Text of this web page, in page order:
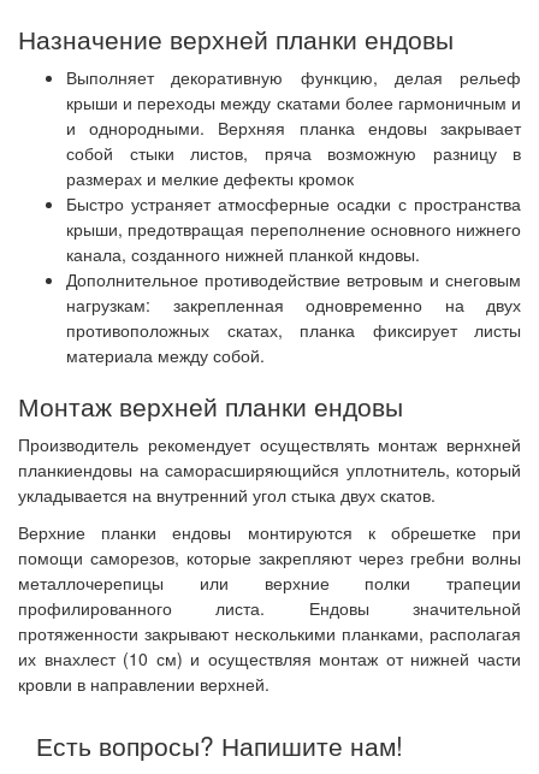
Назначение верхней планки ендовы
Выполняет декоративную функцию, делая рельеф
крыши и переходы между скатами более гармоничным и
и однородными. Верхняя планка ендовы закрывает
собой стыки листов, пряча возможную разницу в
размерах и мелкие дефекты кромок
Быстро устраняет атмосферные осадки с пространства
крыши, предотвращая переполнение основного нижнего
канала, созданного нижней планкой кндовы.
Дополнительное противодействие ветровым и снеговым
нагрузкам: закрепленная одновременно на двух
противоположных скатах, планка фиксирует листы
материала между собой.
Монтаж верхней планки ендовы
Производитель рекомендует осуществлять монтаж вернхней
планкиендовы на саморасширяющийся уплотнитель, который
укладывается на внутренний угол стыка двух скатов.
Верхние планки ендовы монтируются к обрешетке при
помощи саморезов, которые закрепляют через гребни волны
металлочерепицы или верхние полки трапеции
профилированного листа. Ендовы значительной
протяженности закрывают несколькими планками, располагая
их внахлест (10 см) и осуществляя монтаж от нижней части
кровли в направлении верхней.
Есть вопросы? Напишите нам!